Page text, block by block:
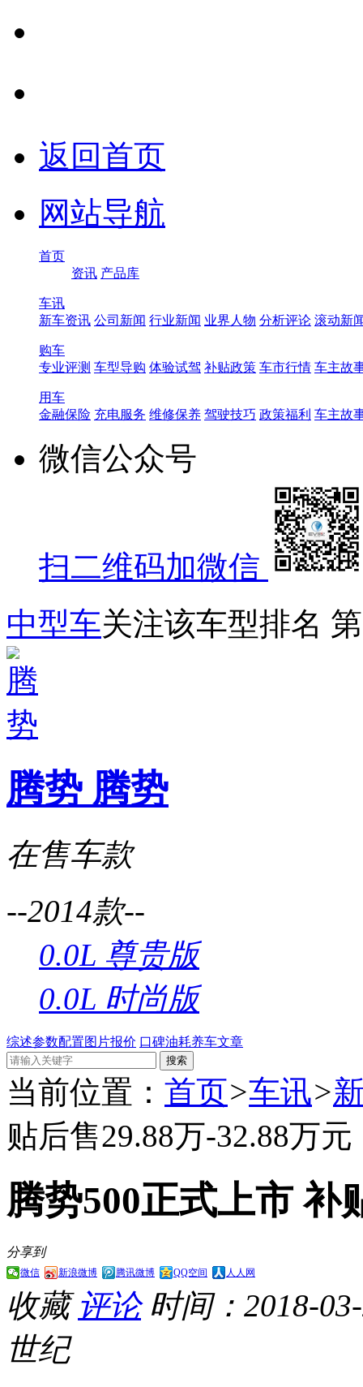
返回首页
网站导航
首页
资讯 产品库
车讯
新车资讯 公司新闻 行业新闻 业界人物 分析评论 滚动新
购车
专业评测 车型导购 体验试驾 补贴政策 车市行情 车主故
用车
金融保险 充电服务 维修保养 驾驶技巧 政策福利 车主故
微信公众号
扫二维码加微信
中型车关注该车型排名
腾势 腾势
在售车款
--2014款--
0.0L 尊贵版
0.0L 时尚版
综述参数配置图片报价 口碑油耗养车文章
当前位置： 首页>车讯>
贴后售29.88万-32.88万元
腾势500正式上市 补
分享到
微信 新浪微博 腾讯微博 QQ空间 人人网
收藏 评论 时间：2018-
世纪